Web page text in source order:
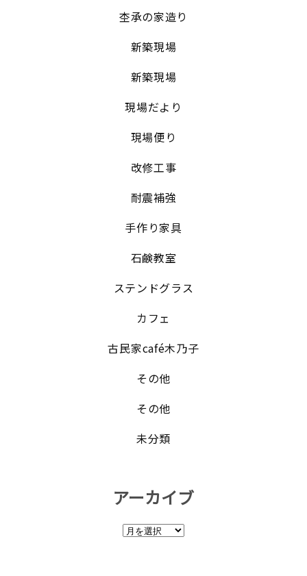
杢承の家造り
新築現場
新築現場
現場だより
現場便り
改修工事
耐震補強
手作り家具
石鹸教室
ステンドグラス
カフェ
古民家café木乃子
その他
その他
未分類
アーカイブ
ア